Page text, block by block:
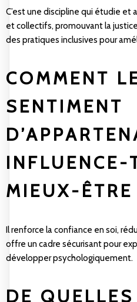
C’est une discipline qui étudie et
et collectifs, promouvant la
des pratiques inclusives pour
COMMENT
SENTIMENT
MIEUX-ÊTRE
Il renforce la confiance en soi,
offre un cadre sécurisant pour
développer psychologiquement.
DE